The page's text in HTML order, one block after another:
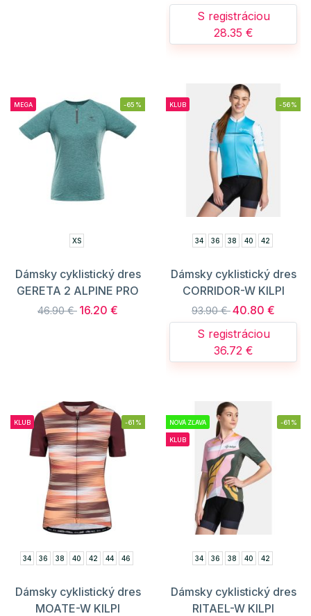
S registráciou
28.35 €
MEGA -65%
XS
Dámsky cyklistický dres
GERETA 2 ALPINE PRO
46.90 € 16.20 €
KLUB -56%
34 36 38 40 42
Dámsky cyklistický dres
CORRIDOR-W KILPI
93.90 €40.80 €
S registráciou
36.72 €
KLUB -61%
34 36 38 40 42 44 46
Dámsky cyklistický dres
MOATE-W KILPI
NOVÁ ZĽAVA
KLUB
-61%
34 36 38 40 42
Dámsky cyklistický dres
RITAEL-W KILPI